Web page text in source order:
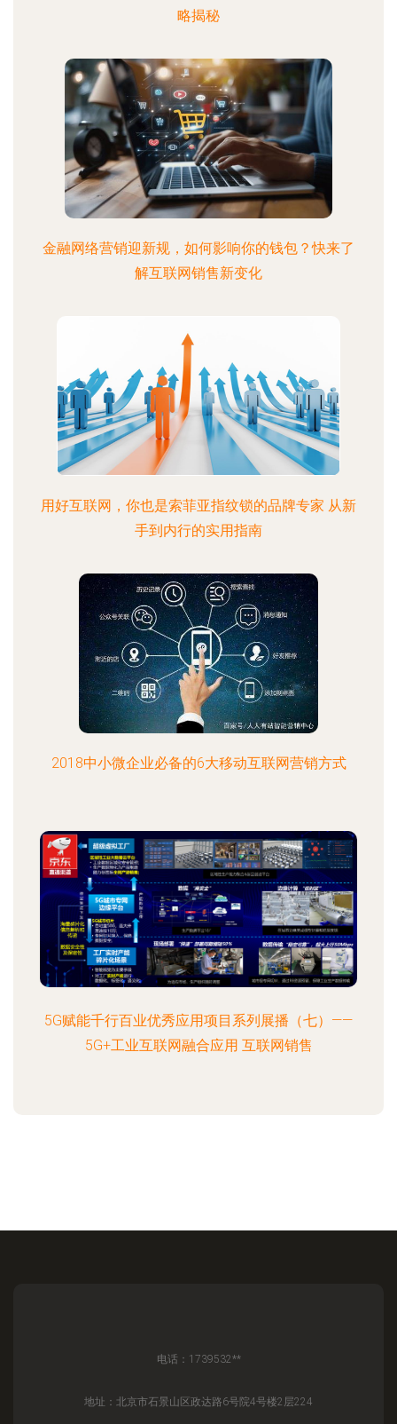
略揭秘
金融网络营销迎新规，如何影响你的钱包？快来了
解互联网销售新变化
用好互联网，你也是索菲亚指纹锁的品牌专家 从新
手到内行的实用指南
2018中小微企业必备的6大移动互联网营销方式
5G赋能千行百业优秀应用项目系列展播（七）——
5G+工业互联网融合应用 互联网销售
电话：1739532**
地址：北京市石景山区政达路6号院4号楼2层224